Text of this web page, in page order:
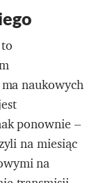
naukowych
ponownie –
na miesiąc
na